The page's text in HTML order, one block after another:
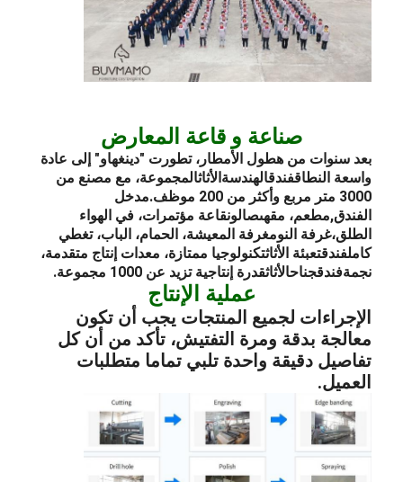
صناعة و قاعة المعارض
بعد سنوات من هطول الأمطار، تطورت "دينغهاو" إلى عادة
واسعة النطاقفندقالهندسة الأثاثالمجموعة، مع مصنع من
3000 متر مربع وأكثر من 200 موظف.
مدخل
الفندق,مطعم، مقهىصالونقاعة مؤتمرات، في الهواء
الطلق،غرفة النومغرفة المعيشة، الحمام، الباب، تغطي
كاملفندقتعبئة الأثاثتكنولوجيا ممتازة، معدات إنتاج متقدمة،
نجمةفندقجناحالأثاثقدرة إنتاجية تزيد عن 1000 مجموعة.
عملية الإنتاج
الإجراءات لجميع المنتجات يجب أن تكون
معالجة بدقة ومرة التفتيش، تأكد من أن كل
تفاصيل دقيقة واحدة تلبي تماما متطلبات
العميل.